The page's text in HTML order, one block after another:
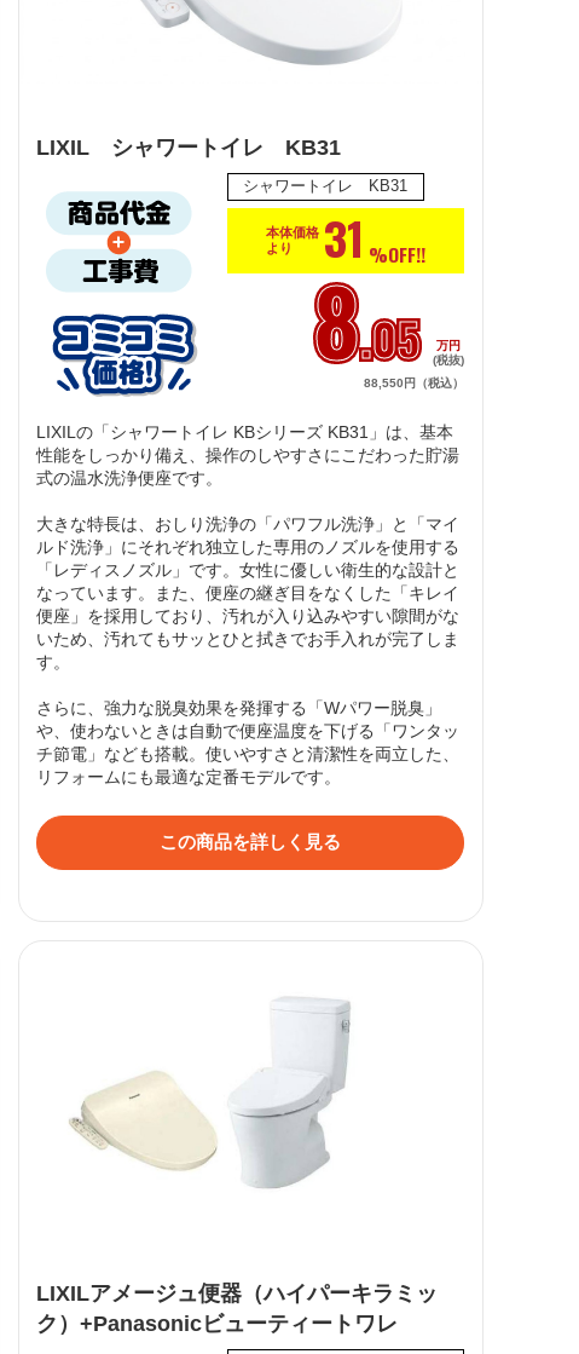
LIXIL シャワートイレ KB31
シャワートイレ KB31
本体価格
より
31 %OFF!!
8.05
万円
(税抜)
88,550円（税込）
LIXILの「シャワートイレ KBシリーズ KB31」は、基本
性能をしっかり備え、操作のしやすさにこだわった貯湯
式の温水洗浄便座です。
大きな特長は、おしり洗浄の「パワフル洗浄」と「マイ
ルド洗浄」にそれぞれ独立した専用のノズルを使用する
「レディスノズル」です。女性に優しい衛生的な設計と
なっています。また、便座の継ぎ目をなくした「キレイ
便座」を採用しており、汚れが入り込みやすい隙間がな
いため、汚れてもサッとひと拭きでお手入れが完了しま
す。
さらに、強力な脱臭効果を発揮する「Wパワー脱臭」
や、使わないときは自動で便座温度を下げる「ワンタッ
チ節電」なども搭載。使いやすさと清潔性を両立した、
リフォームにも最適な定番モデルです。
この商品を詳しく見る
LIXILアメージュ便器（ハイパーキラミッ
ク）+Panasonicビューティートワレ